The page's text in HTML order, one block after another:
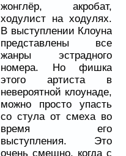
жонглёр, акробат,
ходулист на ходулях.
В выступлении Клоуна
представлены все
жанры эстрадного
номера. Но фишка
этого артиста в
невероятной клоунаде,
можно просто упасть
со стула от смеха во
время его
выступления. Это
очень смешно, когда с